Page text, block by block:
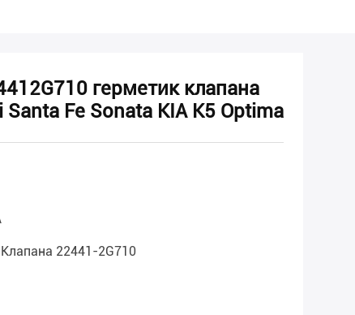
герметик клапана
Fe Sonata KIA K5 Optima
22441-2G710